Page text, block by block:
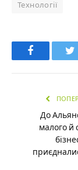
Технології
Facebook
До
малого й